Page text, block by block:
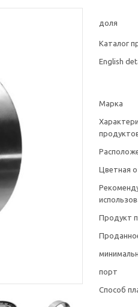
доля
Каталог
English
Марка
Цветная
Продукт
порт
Способ